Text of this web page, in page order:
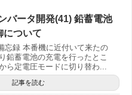
バータ開発(41) 鉛蓄電池
について
忘録 本番機に近付いて来たの
鉛蓄電池の充電を行ったとこ
ら定電圧モードに切り替わ...
記事を読む